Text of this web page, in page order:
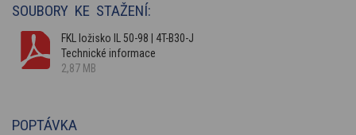
SOUBORY KE STAŽENÍ:
FKL ložisko IL 50-98 | 4T-B30-J
Technické informace
2,87 MB
POPTÁVKA